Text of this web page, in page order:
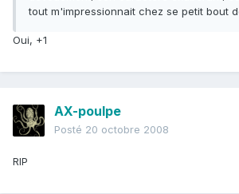
tout m'impressionnait chez se petit bout
Oui, +1
AX-poulpe
Posté 20 octobre 2008
RIP